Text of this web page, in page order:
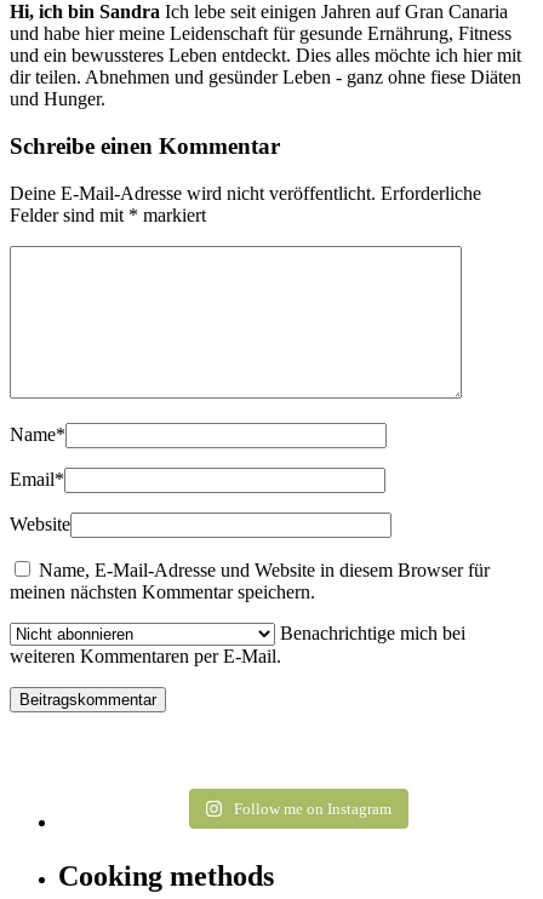
Hi, ich bin Sandra Ich lebe seit einigen Jahren auf Gran Canaria
und habe hier meine Leidenschaft für gesunde Ernährung, Fitness
und ein bewussteres Leben entdeckt. Dies alles möchte ich hier mit
dir teilen. Abnehmen und gesünder Leben - ganz ohne fiese Diäten
und Hunger.
Schreibe einen Kommentar
Deine E-Mail-Adresse wird nicht veröffentlicht. Erforderliche
Felder sind mit * markiert
Name*
Email*
Website
Name, E-Mail-Adresse und Website in diesem Browser für
meinen nächsten Kommentar speichern.
Benachrichtige mich bei
weiteren Kommentaren per E-Mail.
Follow me on Instagram
Cooking methods